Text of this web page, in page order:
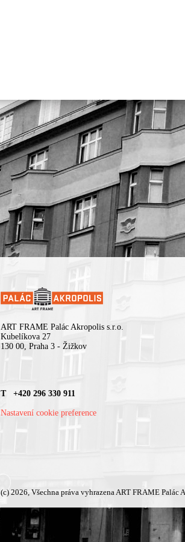
ART FRAME Palác Akropolis s.r.o.
Kubelíkova 27
130 00, Praha 3 - Žižkov
T +420 296 330 911
Nastavení cookie preference
(c) 2026, Všechna práva vyhrazena ART FRAME Palác